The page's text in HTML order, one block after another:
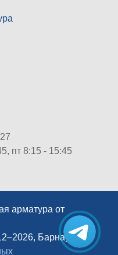
пт 8:15 - 15:45
арматура от
Барнаул
|